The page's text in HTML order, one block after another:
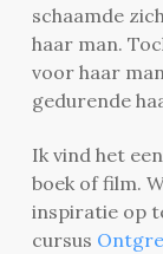
schaamde
haar man.
voor haar
gedurende
Ik vind het
boek of film.
inspiratie op
cursus